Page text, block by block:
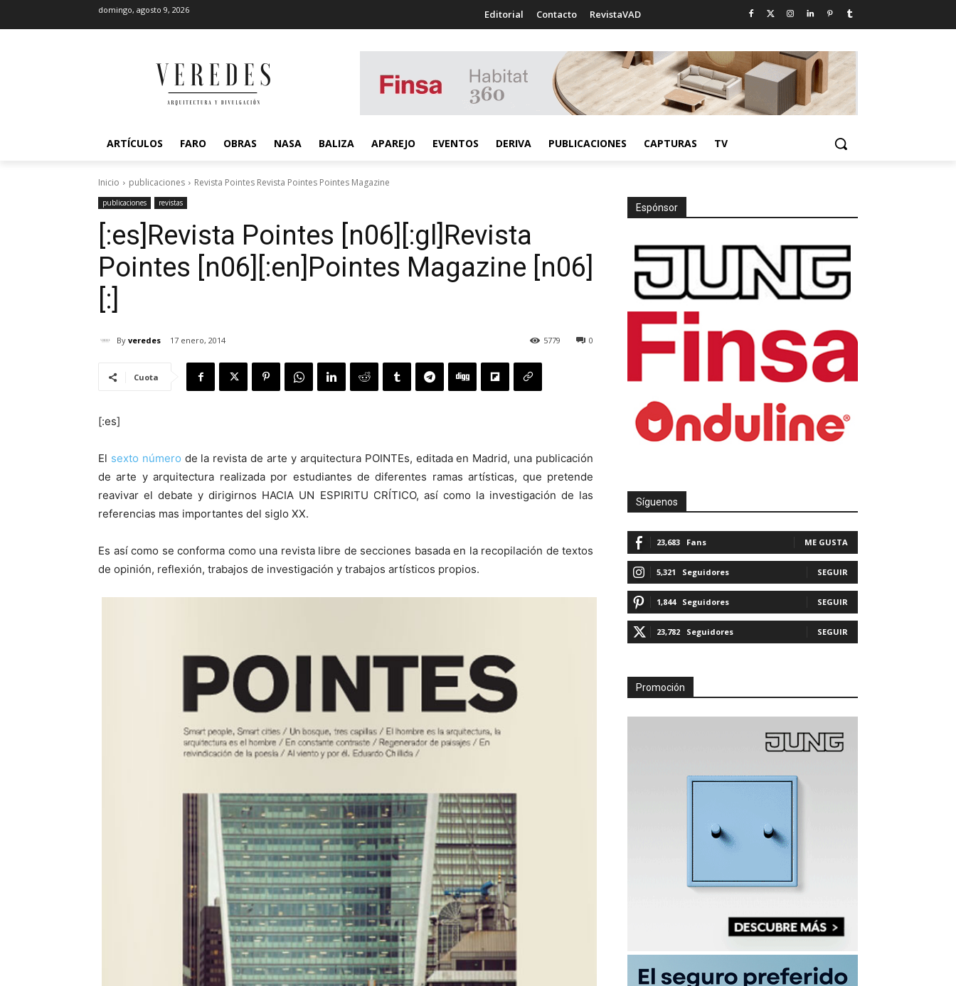
domingo, agosto 9, 2026 Editorial Contacto RevistaVAD
ARTÍCULOS FARO OBRAS NASA BALIZA APAREJO EVENTOS DERIVA PUBLICACIONES CAPTURAS TV
Inicio publicaciones Revista Pointes Revista Pointes Pointes Magazine
publicaciones revistas
[:es]Revista Pointes [n06][:gl]Revista
Pointes [n06][:en]Pointes Magazine [n06]
[:]
By veredes 17 enero, 2014 0
5779
Cuota
[:es]
El sexto número de la revista de arte y arquitectura POINTEs, editada en Madrid, una publicación
de arte y arquitectura realizada por estudiantes de diferentes ramas artísticas, que pretende
reavivar el debate y dirigirnos HACIA UN ESPIRITU CRÍTICO, así como la investigación de las
referencias mas importantes del siglo XX.
Es así como se conforma como una revista libre de secciones basada en la recopilación de textos
de opinión, reflexión, trabajos de investigación y trabajos artísticos propios.
Espónsor
Síguenos
23,683 Fans ME GUSTA
5,321 Seguidores SEGUIR
1,844 Seguidores SEGUIR
23,782 Seguidores SEGUIR
Promoción